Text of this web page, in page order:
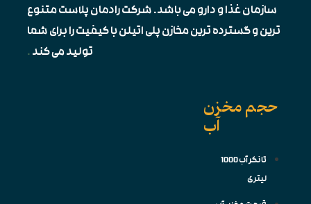
سازمان غذا و دارو می باشد. شرکت رادمان پلاست متنوع
ترین و گسترده ترین مخازن پلی اتیلن با کیفیت را برای شما
تولید می کند.
حجم مخزن
تانکر آب 1000